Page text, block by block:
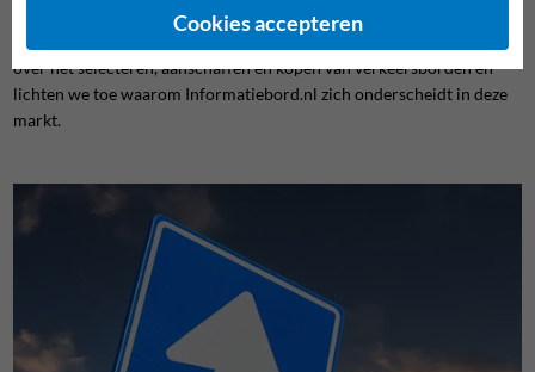
verkeer. Maar waar koop je verkeersborden voor je gemeente,
bedrijfsterrein of privé-eigendom? Op deze pagina delen we alles
over het selecteren, aanschaffen en kopen van verkeersborden en
lichten we toe waarom Informatiebord.nl zich onderscheidt in deze
markt.
Cookies accepteren